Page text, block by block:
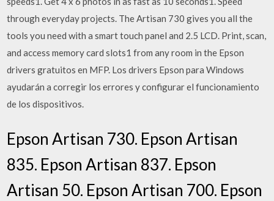
through everyday projects. The Artisan 730 gives you all the
tools you need with a smart touch panel and 2.5 LCD. Print, scan,
and access memory card slots1 from any room in the Epson
drivers gratuitos en MFP. Los drivers Epson para Windows
ayudarán a corregir los errores y configurar el funcionamiento
de los dispositivos.
Epson Artisan 730. Epson Artisan
835. Epson Artisan 837. Epson
Artisan 50. Epson Artisan 700. Epson